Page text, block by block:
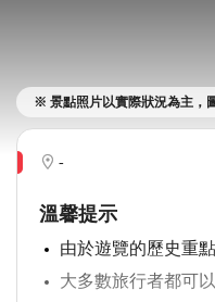
※ 景點照片以實際狀況為主，
-
溫馨提示
由於遊覽的歷史重
大多數旅行者都可